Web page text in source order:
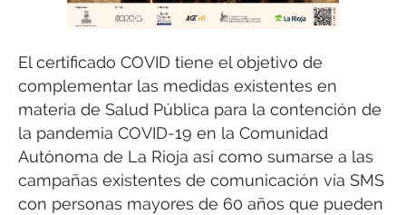
El certificado COVID tiene el objetivo de
complementar las medidas existentes en
materia de Salud Pública para la contención de
la pandemia COVID-19 en la Comunidad
Autónoma de La Rioja así como sumarse a las
campañas existentes de comunicación vía SMS
con personas mayores de 60 años que pueden